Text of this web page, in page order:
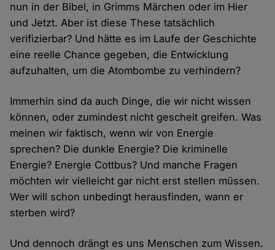
nun in der Bibel, in Grimms Märchen oder im Hier
und Jetzt. Aber ist diese These tatsächlich
verifizierbar? Und hätte es im Laufe der Geschichte
eine reelle Chance gegeben, die Entwicklung
aufzuhalten, um die Atombombe zu verhindern?
Immerhin sind da auch Dinge, die wir nicht wissen
können, oder zumindest nicht gescheit greifen. Was
meinen wir faktisch, wenn wir von Energie
sprechen? Die dunkle Energie? Die kriminelle
Energie? Energie Cottbus? Und manche Fragen
möchten wir vielleicht gar nicht erst stellen müssen.
Wer will schon unbedingt herausfinden, wann er
sterben wird?
Und dennoch drängt es uns Menschen zum Wissen.